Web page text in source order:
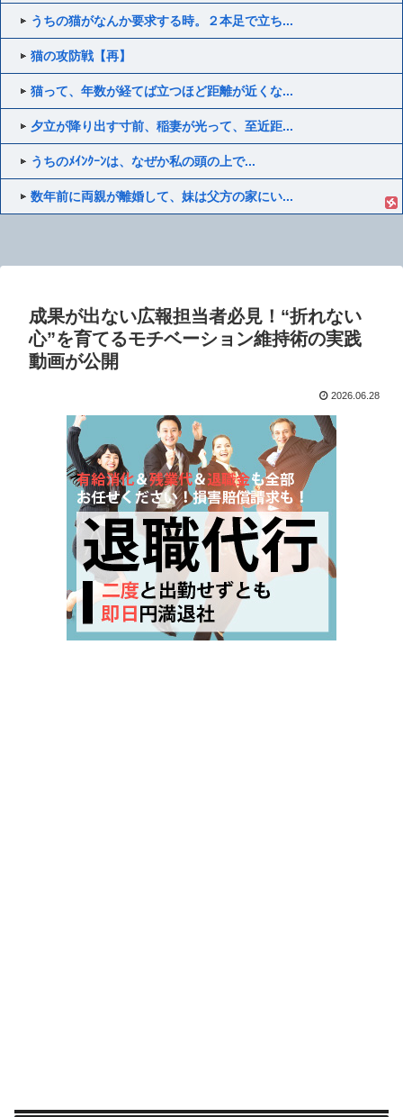
うちの猫がなんか要求する時。２本足で立ち...
猫の攻防戦【再】
猫って、年数が経てば立つほど距離が近くな...
夕立が降り出す寸前、稲妻が光って、至近距...
うちのﾒｲﾝｸｰﾝは、なぜか私の頭の上で...
数年前に両親が離婚して、妹は父方の家にい...
成果が出ない広報担当者必見！“折れない
心”を育てるモチベーション維持術の実践
動画が公開
2026.06.28